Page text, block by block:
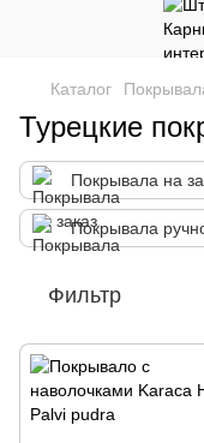
Каталог
Турецкие
Покрывала на
Покрывала
Фильтр